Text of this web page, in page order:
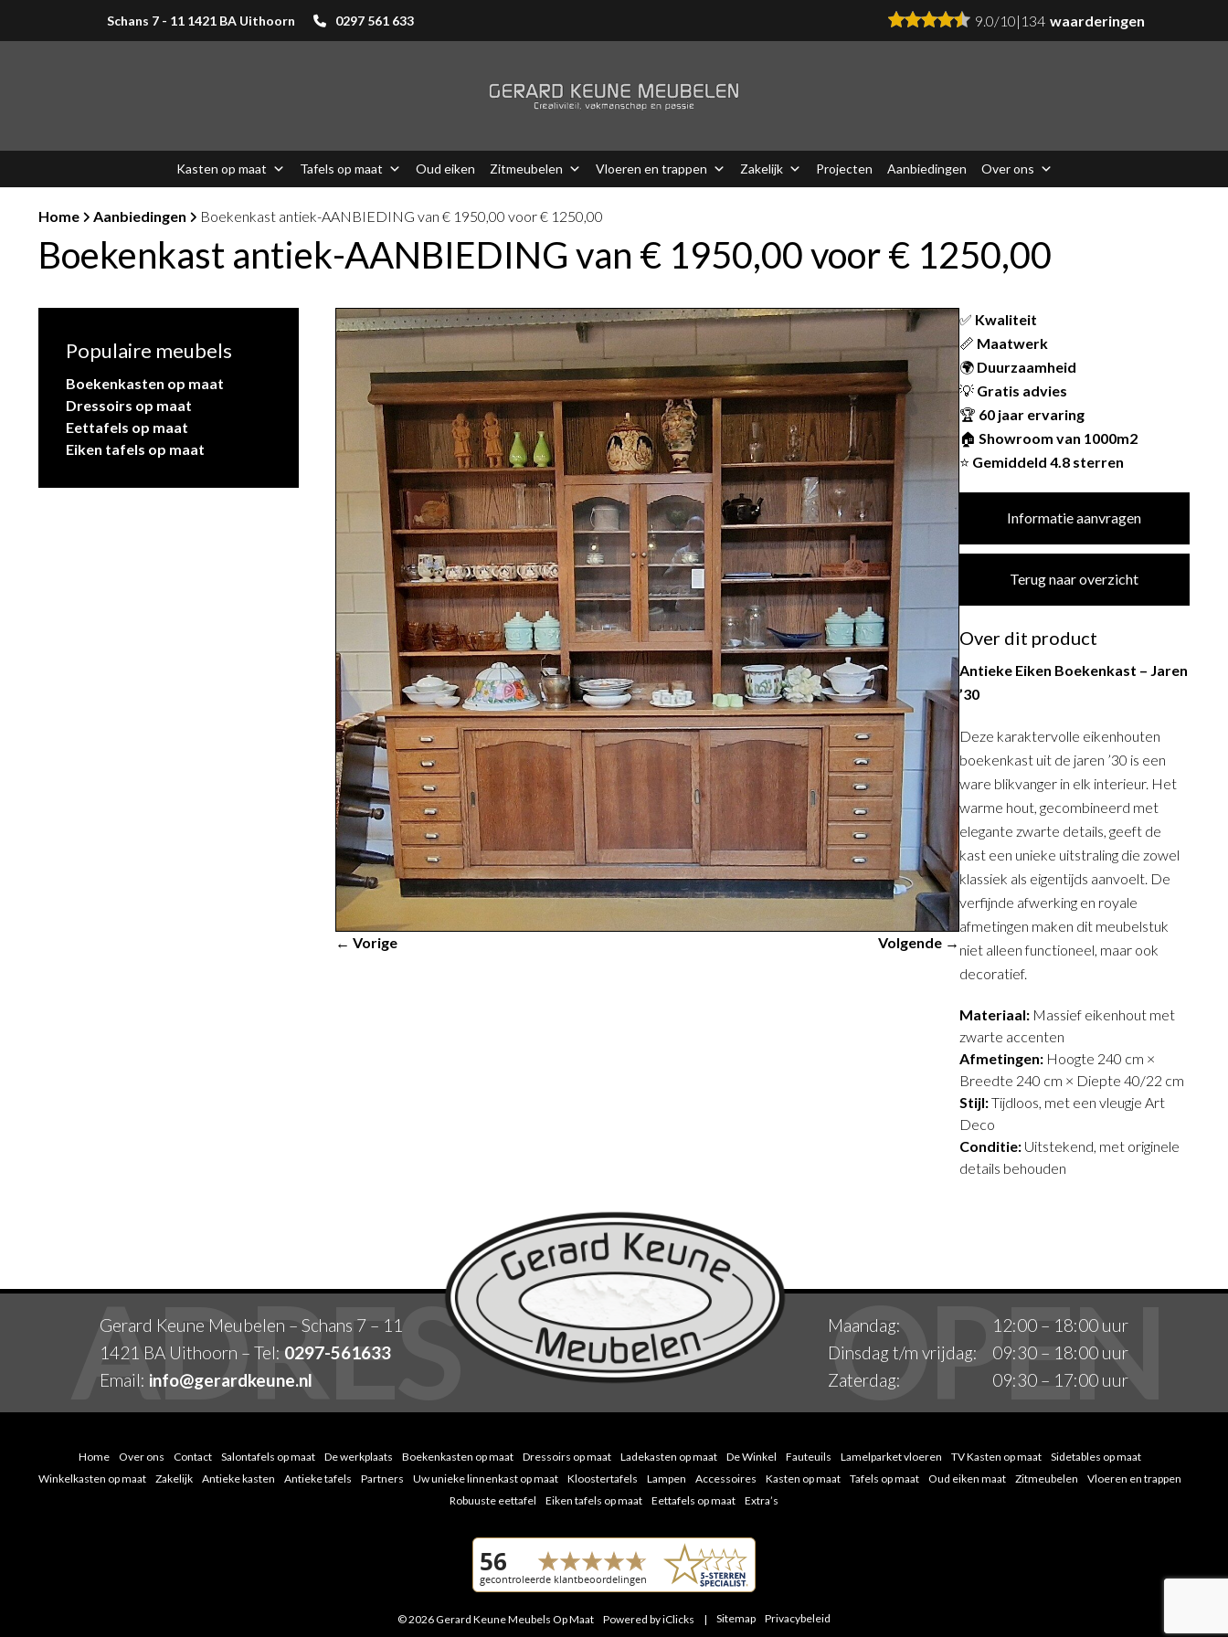
Schans 7 - 11 1421 BA Uithoorn 0297 561 633 9.0/10| 134 waarderingen
Kasten op maat Tafels op maat Oud eiken Zitmeubelen Vloeren en trappen Zakelijk Projecten Aanbiedingen Over ons
Home Aanbiedingen Boekenkast antiek-AANBIEDING van € 1950,00 voor € 1250,00
Boekenkast antiek-AANBIEDING van € 1950,00 voor € 1250,00
Populaire meubels
Boekenkasten op maat
Dressoirs op maat
Eettafels op maat
Eiken tafels op maat
← Vorige Volgende →
✅ Kwaliteit
📏 Maatwerk
🌍 Duurzaamheid
💡 Gratis advies
🏆 60 jaar ervaring
🏠 Showroom van 1000m2
⭐ Gemiddeld 4.8 sterren
Informatie aanvragen
Terug naar overzicht
Over dit product
Antieke Eiken Boekenkast – Jaren
’30
Deze karaktervolle eikenhouten
boekenkast uit de jaren ’30 is een
ware blikvanger in elk interieur. Het
warme hout, gecombineerd met
elegante zwarte details, geeft de
kast een unieke uitstraling die zowel
klassiek als eigentijds aanvoelt. De
verfijnde afwerking en royale
afmetingen maken dit meubelstuk
niet alleen functioneel, maar ook
decoratief.
Materiaal:Massief eikenhout met
zwarte accenten
Afmetingen:Hoogte 240 cm ×
Breedte 240 cm × Diepte 40/22 cm
Stijl:Tijdloos, met een vleugje Art
Deco
Conditie:Uitstekend, met originele
details behouden
Gerard Keune Meubelen – Schans 7 – 11
1421 BA Uithoorn – Tel: 0297-561633
Email: info@gerardkeune.nl
Maandag:
12:00 – 18:00 uur
Dinsdag t/m vrijdag:
09:30 – 18:00 uur
Zaterdag:
09:30 – 17:00 uur
Home Over ons Contact Salontafels op maat De werkplaats Boekenkasten op maat Dressoirs op maat Ladekasten op maat De Winkel Fauteuils Lamelparket vloeren TV Kasten op maat
Sidetables op maat
Winkelkasten op maat
Zakelijk Antieke kasten Antieke tafels Partners Uw unieke linnenkast op maat Kloostertafels Lampen Accessoires Kasten op maat Tafels op maat Oud eiken maat Zitmeubelen
Vloeren en trappen
Robuuste eettafel
Eiken tafels op maat Eettafels op maat Extra’s
© 2026 Gerard Keune Meubels Op Maat Powered by iClicks | Sitemap Privacybeleid